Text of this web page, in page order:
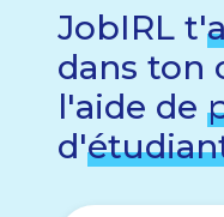
JobIRL t'
dans ton
l'aide de
d'